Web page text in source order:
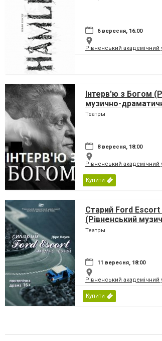
6 вересня, 16:00
Рівненський академічний
Інтерв'ю з Богом
музично-
Театры
8 вересня, 18:00
Рівненський академічний
Купити
Старий Ford Escort
(Рівненський
театр)
Театры
11 вересня, 18:00
Рівненський академічний
Купити